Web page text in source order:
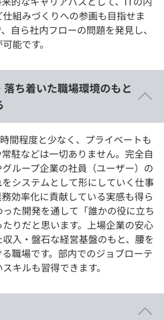
組みづくりへの参画も目指せま
自ら社内フローの問題を発見し、
能です。
ち着いた職場環境のもと
間程度と少なく、プライベートも
駐などは一切ありません。完全自
ループ企業の社員（ユーザー）の
システムとして形にしていく仕事
効率化に貢献している実感も得ら
た開発を通して「誰かの役に立ち
りだと思います。上場企業の安心
入・盤石な経営基盤のもと、腰を
職場です。部内でのジョブローテ
キルも習得できます。